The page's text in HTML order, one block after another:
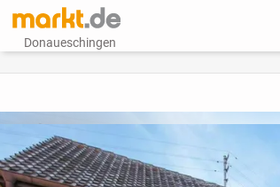
Donaueschingen